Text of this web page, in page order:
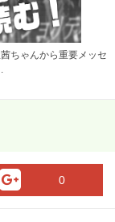
茜ちゃんから重要メッセ
0